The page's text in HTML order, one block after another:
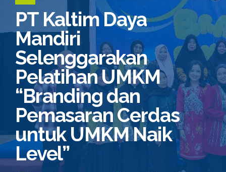
PT Kaltim Daya
Mandiri
Selenggarakan
Pelatihan UMKM
“Branding dan
Pemasaran Cerdas
untuk UMKM Naik
Level”